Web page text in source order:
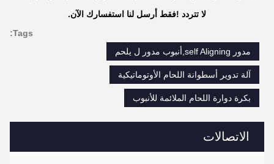
الاتصالات
لا تتردد !فقط أرسل لنا استفسارك الآن.
Tags:
مدور self Aligning,أنبوب مدور ل يلحم
آلة تدوير أسطوانة اللحام الأوتوماتيكية
بكرة دوارة اللحام الملائمة للأنبوب